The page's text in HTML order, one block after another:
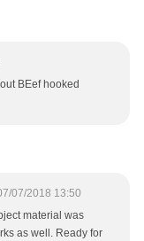
BEef hooked
07/2018 13:50
material was
as well. Ready for